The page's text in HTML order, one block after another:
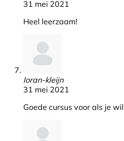
31 mei 2021
Heel leerzaam!
loran-kleijn
31 mei 2021
Goede cursus voor als je